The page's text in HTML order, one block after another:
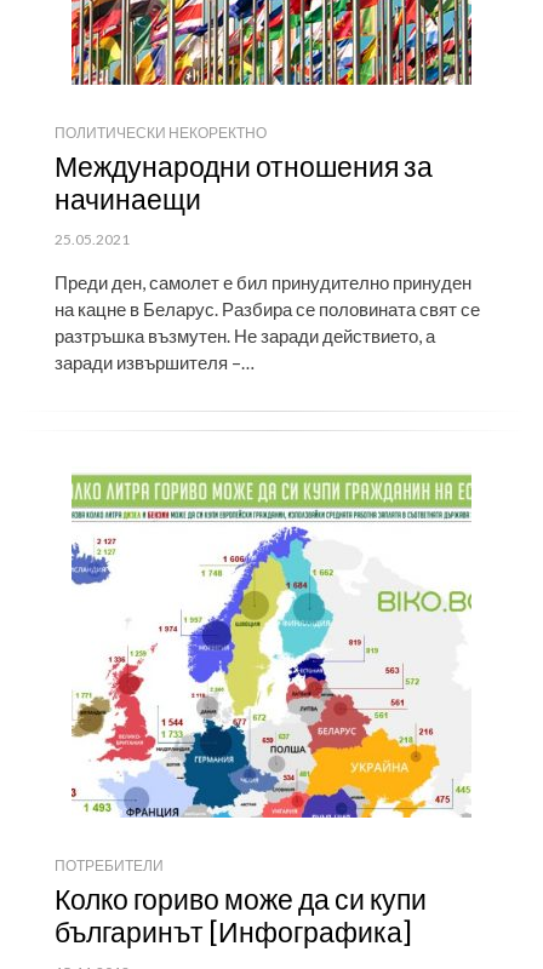
ПОЛИТИЧЕСКИ НЕКОРЕКТНО
Международни отношения за
начинаещи
ПУБЛИКУВАНО
25.05.2021
Преди ден, самолет е бил принудително принуден
на кацне в Беларус. Разбира се половината свят се
разтръшка възмутен. Не заради действието, а
заради извършителя –…
ПОТРЕБИТЕЛИ
Колко гориво може да си купи
българинът [Инфографика]